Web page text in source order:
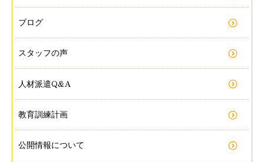
ブログ
スタッフの声
人材派遣Q&A
教育訓練計画
公開情報について